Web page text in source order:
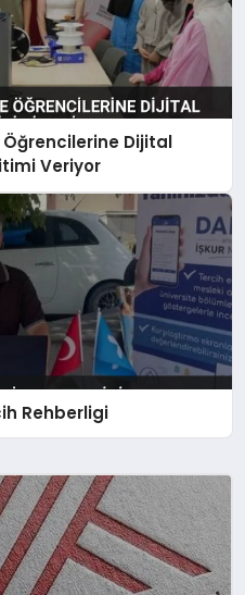
Dijital
Veriyor
Rehberligi